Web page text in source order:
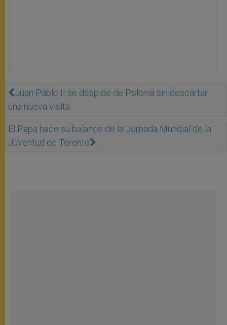
Juan Pablo II se despide de Polonia sin descartar
una nueva visita
El Papa hace su balance de la Jornada Mundial de la
Juventud de Toronto